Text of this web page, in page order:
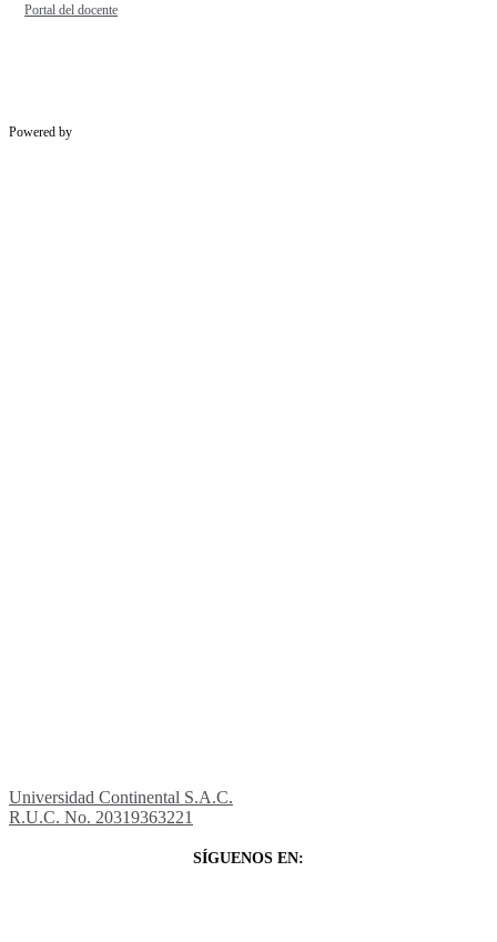
Portal del docente
Powered by
Universidad Continental S.A.C.
R.U.C. No. 20319363221
SÍGUENOS EN: